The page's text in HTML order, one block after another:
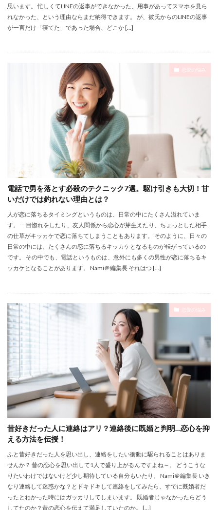
思います。 忙しくてLINEの返事ができなかった、用事があってスマホを見ら
れなかった、という理由ならまだ納得できます。 が、彼氏からのLINEの返事
が一言だけ「寝てた」であった場合、どこか […]
恋愛の悩み
電話で男を落とす必殺のテクニック7選。駆け引きも大切！甘
いだけでは釣れない理由とは？
人が恋に落ちるタイミングというものは、日常の中にたくさん溢れていま
す。 一目惚れをしたり、友人関係から恋心が芽生えたり、ちょっとした相手
の仕草がキッカケで恋に落ちてしまうこともあります。 そのように、日々の
日常の中には、たくさんの恋に落ちるキッカケとなるものが転がっているの
です。 その中でも、電話というものは、意外にも多くの男性が恋に落ちるキ
ッカケとなることがあります。 Nami＠編集長 それはつ […]
恋愛の悩み
昔好きだった人に連絡はアリ？連絡後に既婚と判明…恋心を抑
える方法を伝授！
ふと昔好きだった人を思い出し、連絡をしたい衝動に駆られることはありま
せんか？ 昔の恋心を思い出して1人で盛り上がるんですよね～。 どうこうな
りたいわけではないけど少し期待している自分もいたり。 Nami＠編集長 いき
なり連絡して迷惑かな？とドキドキして連絡をしてみたら、すでに既婚者だ
ったとわかった時にはガッカリしてしまいます。 既婚者じゃなかったらどう
してたのか？昔の恋心を伝えて満足していたのか。 […]